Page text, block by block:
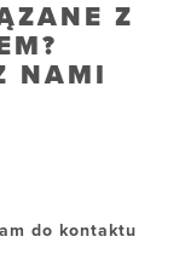
Z
NAMI
do kontaktu